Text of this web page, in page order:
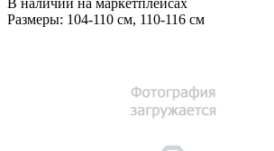
В наличии на маркетплейсах
Размеры: 104-110 см, 110-116 см